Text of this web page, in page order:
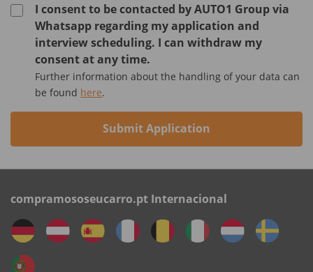
I consent to be contacted by AUTO1 Group via
Whatsapp regarding my application and
interview scheduling. I can withdraw my
consent at any time.
Further information about the handling of your data can
be found here.
Submit Application
compramososeucarro.pt Internacional